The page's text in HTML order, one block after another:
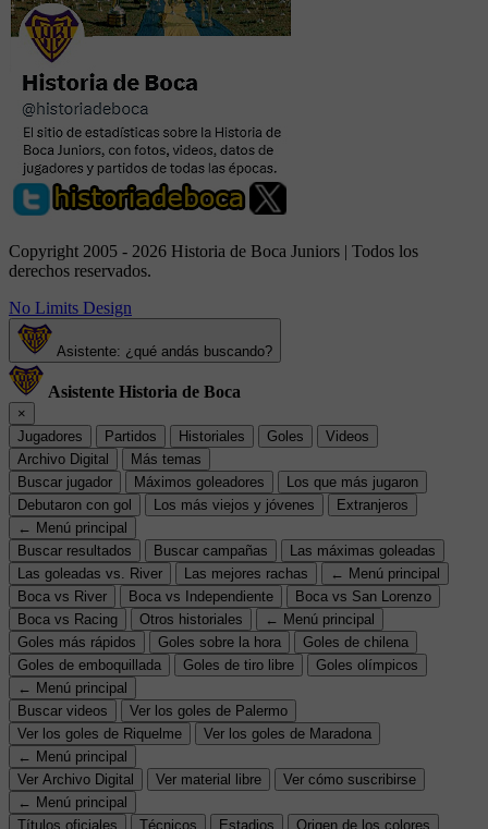
Copyright 2005 - 2026 Historia de Boca Juniors | Todos los
derechos reservados.
No Limits Design
Asistente: ¿qué andás buscando?
Asistente Historia de Boca
×
Jugadores
Partidos Historiales Goles
Videos
Archivo Digital
Más temas
Buscar jugador
Máximos goleadores
Los que más jugaron
Debutaron con gol
Los más viejos y jóvenes
Extranjeros
← Menú principal
Buscar resultados
Buscar campañas
Las máximas goleadas
Las goleadas vs. River
Las mejores rachas
← Menú principal
Boca vs River
Boca vs Independiente
Boca vs San Lorenzo
Boca vs Racing
Otros historiales
← Menú principal
Goles más rápidos
Goles sobre la hora
Goles de chilena
Goles de emboquillada
Goles de tiro libre
Goles olímpicos
← Menú principal
Buscar videos
Ver los goles de Palermo
Ver los goles de Riquelme
Ver los goles de Maradona
← Menú principal
Ver Archivo Digital
Ver material libre
Ver cómo suscribirse
← Menú principal
Títulos oficiales
Técnicos Estadios
Origen de los colores